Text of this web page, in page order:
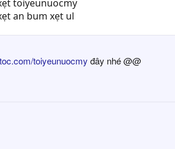
toiyeunuocmy
an bum xẹt ul
toiyeunuocmy đây nhé @@